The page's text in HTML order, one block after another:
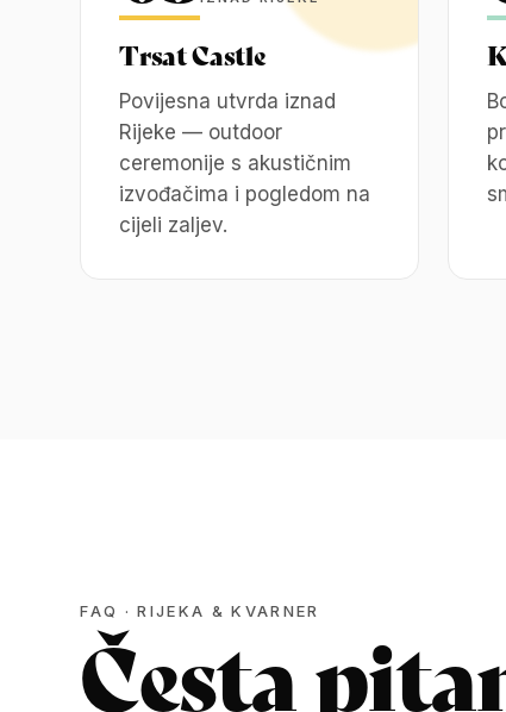
Trsat Castle
Povijesna utvrda iznad
Rijeke — outdoor
ceremonije s akustičnim
izvođačima i pogledom na
cijeli zaljev.
FAQ · RIJEKA & KVARNER
Česta